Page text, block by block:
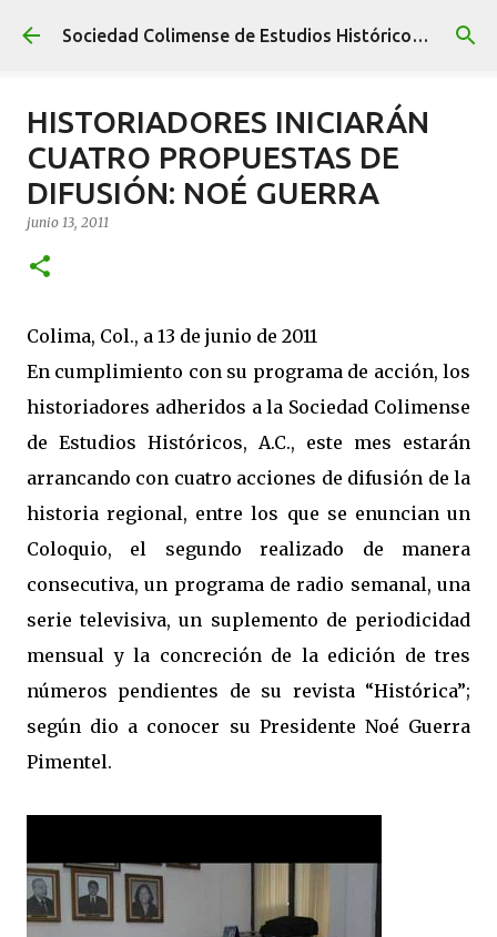
Ir al contenido principal Sociedad Colimense de Estudios Históricos A. C.
HISTORIADORES INICIARÁN
CUATRO PROPUESTAS DE
DIFUSIÓN: NOÉ GUERRA
junio 13, 2011
Colima, Col., a 13 de junio de 2011
En cumplimiento con su programa de acción, los
historiadores adheridos a la Sociedad Colimense
de Estudios Históricos, A.C., este mes estarán
arrancando con cuatro acciones de difusión de la
historia regional, entre los que se enuncian un
Coloquio, el segundo realizado de manera
consecutiva, un programa de radio semanal, una
serie televisiva, un suplemento de periodicidad
mensual y la concreción de la edición de tres
números pendientes de su revista “Histórica”;
según dio a conocer su Presidente Noé Guerra
Pimentel.